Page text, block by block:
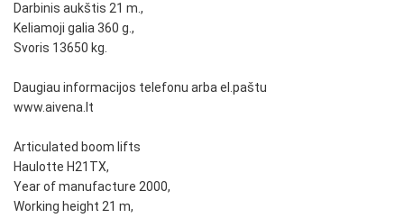
Darbinis aukštis 21 m.,
Keliamoji galia 360 g.,
Svoris 13650 kg.
Daugiau informacijos telefonu arba el.paštu
www.aivena.lt
Articulated boom lifts
Haulotte H21TX,
Year of manufacture 2000,
Working height 21 m,